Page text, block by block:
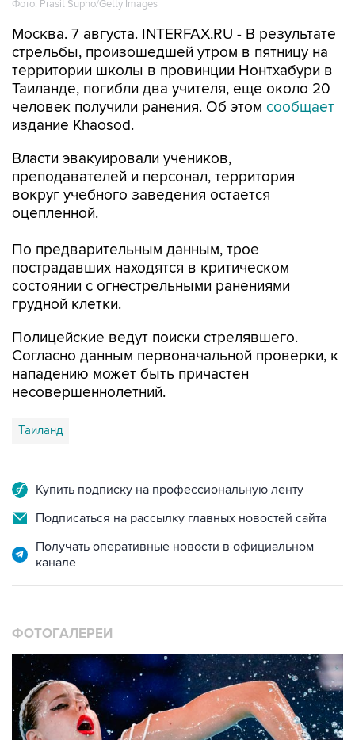
Фото: Prasit Supho/Getty Images
Москва. 7 августа. INTERFAX.RU - В результате
стрельбы, произошедшей утром в пятницу на
территории школы в провинции Нонтхабури в
Таиланде, погибли два учителя, еще около 20
человек получили ранения. Об этом сообщает
издание Khaosod.
Власти эвакуировали учеников,
преподавателей и персонал, территория
вокруг учебного заведения остается
оцепленной.
По предварительным данным, трое
пострадавших находятся в критическом
состоянии с огнестрельными ранениями
грудной клетки.
Полицейские ведут поиски стрелявшего.
Согласно данным первоначальной проверки, к
нападению может быть причастен
несовершеннолетний.
Таиланд
Купить подписку на профессиональную ленту
Подписаться на рассылку главных новостей сайта
Получать оперативные новости в официальном
канале
ФОТОГАЛЕРЕИ